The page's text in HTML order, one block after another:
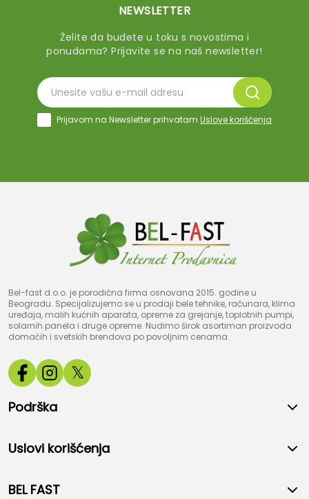
NEWSLETTER
Želite da budete u toku s novostima i
ponudama? Prijavite se na naš newsletter!
Prijavom na Newsletter prihvatam Uslove korišćenja
Bel-fast d.o.o. je porodična firma osnovana 2015. godine u
Beogradu. Specijalizujemo se u prodaji bele tehnike, računara, klima
uređaja, malih kućnih aparata, opreme za grejanje, toplotnih pumpi,
solarnih panela i druge opreme. Nudimo širok asortiman proizvoda
domaćih i svetskih brendova po povoljnim cenama.
𝕏
Podrška
Uslovi korišćenja
BEL FAST